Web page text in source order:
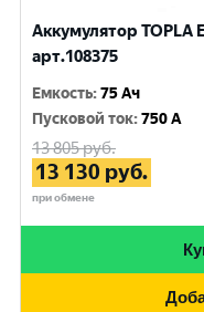
Аккумулятор TOPLA
арт.108375
Емкость:75 Ач
Пусковой ток:750 A
13 805руб.
13 130 руб.
при обмене